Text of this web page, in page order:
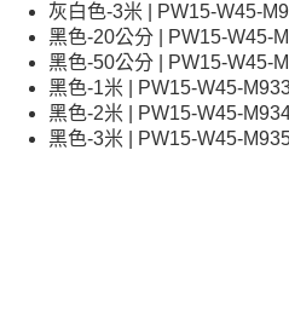
灰白色-3米 | PW15-W45-
黑色-20公分 | PW15-W45-
黑色-50公分 | PW15-W45-
黑色-1米 | PW15-W45-
黑色-2米 | PW15-W45-
黑色-3米 | PW15-W45-